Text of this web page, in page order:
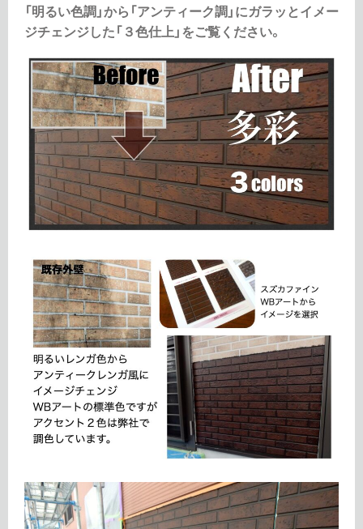
「明るい色調」から「アンティーク調」にガラッとイメー
ジチェンジした「３色仕上」をご覧ください。